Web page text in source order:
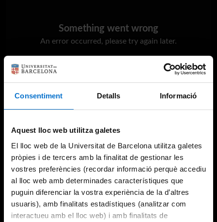
Consentiment Detalls Informació
Aquest lloc web utilitza galetes
El lloc web de la Universitat de Barcelona utilitza galetes
pròpies i de tercers amb la finalitat de gestionar les
vostres preferències (recordar informació perquè accediu
al lloc web amb determinades característiques que
puguin diferenciar la vostra experiència de la d’altres
usuaris), amb finalitats estadístiques (analitzar com
interactueu amb el lloc web) i amb finalitats de
Something went wrong
An error occurred, please try again later.